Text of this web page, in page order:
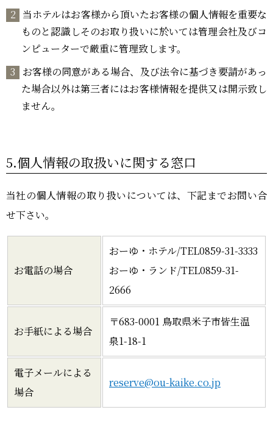
当ホテルはお客様から頂いたお客様の個人情報を重要な
ものと認識しそのお取り扱いに於いては管理会社及びコ
ンピューターで厳重に管理致します。
お客様の同意がある場合、及び法令に基づき要請があっ
た場合以外は第三者にはお客様情報を提供又は開示致し
ません。
5.個人情報の取扱いに関する窓口
当社の個人情報の取り扱いについては、下記までお問い合
せ下さい。
お電話の場合
おーゆ・ホテル/TEL0859-31-3333
おーゆ・ランド/TEL0859-31-
2666
お手紙による場合
〒683-0001 鳥取県米子市皆生温
泉1-18-1
電子メールによる
場合
reserve@ou-kaike.co.jp